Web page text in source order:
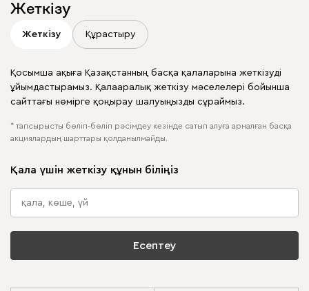
Жеткізу
Жеткізу Құрастыру
Қосымша ақыға Қазақстанның басқа қалаларына жеткізуді
ұйымдастырамыз. Қалааралық жеткізу мәселелері бойынша
сайттағы нөмірге қоңырау шалуыңызды сұраймыз.
* тапсырысты бөліп-бөліп рәсімдеу кезінде сатып алуға арналған басқа
акциялардың шарттары қолданылмайды.
Қала үшін жеткізу құнын біліңіз
Есептеу